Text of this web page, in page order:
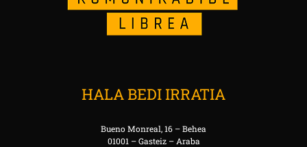
HALA BEDI IRRATIA
Bueno Monreal, 16 – Behea
01001 – Gasteiz – Araba